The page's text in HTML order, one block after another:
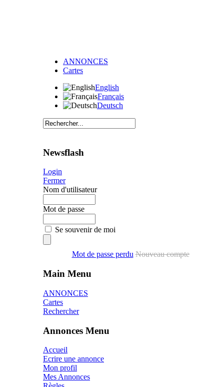
ANNONCES
Cartes
English
Français
Deutsch
Newsflash
Login
Fermer
Nom d'utilisateur
Mot de passe
Se souvenir de moi
Mot de passe perdu Nouveau compte
Main Menu
ANNONCES
Cartes
Rechercher
Annonces Menu
Accueil
Ecrire une annonce
Mon profil
Mes Annonces